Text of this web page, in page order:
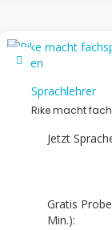
Sprachlehrer
Rike macht
Jetzt
Gratis
Min.):